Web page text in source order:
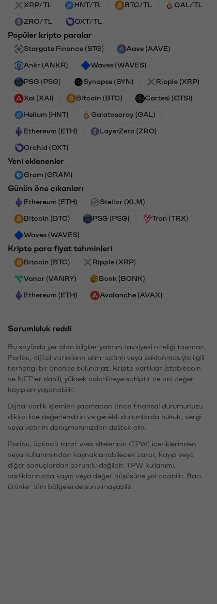
XRP/TL HNT/TL BTC/TL GAL/TL
ZRO/TL OXT/TL
Popüler kripto paralar
Stargate Finance (STG) Aave (AAVE)
Ankr (ANKR) Waves (WAVES)
PSG (PSG) Synapse (SYN) Ripple (XRP)
Xai (XAI) Bitcoin (BTC) Cartesi (CTSI)
Helium (HNT) Galatasaray (GAL)
Ethereum (ETH) LayerZero (ZRO)
Orchid (OXT)
Yeni eklenenler
Gram (GRAM)
Günün öne çıkanları
Ethereum (ETH) Stellar (XLM)
Bitcoin (BTC) PSG (PSG) Tron (TRX)
Waves (WAVES)
Kripto para fiyat tahminleri
Bitcoin (BTC) Ripple (XRP)
Vanar (VANRY) Bonk (BONK)
Ethereum (ETH) Avalanche (AVAX)
Sorumluluk reddi
Bu sayfada yer alan bilgiler yatırım tavsiyesi niteliği taşımaz.
Paribu, dijital varlıkların alım-satımı veya saklanmasıyla ilgili
herhangi bir öneride bulunmaz. Kripto varlıklar (stablecoin
ve NFT'ler dahil), yüksek volatiliteye sahiptir ve ani değer
kayıpları yaşanabilir.
Dijital varlık işlemleri yapmadan önce finansal durumunuzu
dikkatlice değerlendirin ve gerekli durumlarda hukuk, vergi
veya yatırım danışmanınızdan destek alın.
Paribu, üçüncü taraf web sitelerinin (TPW) içeriklerinden
veya kullanımından kaynaklanabilecek zarar, kayıp veya
diğer sonuçlardan sorumlu değildir. TPW kullanımı,
varlıklarınızda kayıp veya değer düşüşüne yol açabilir. Bazı
ürünler tüm bölgelerde sunulmayabilir.